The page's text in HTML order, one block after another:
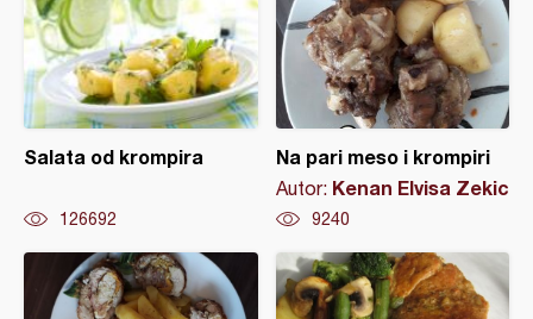
Salata od krompira
126692
Na pari meso i krompiri
Autor: Kenan Elvisa Zekic
9240